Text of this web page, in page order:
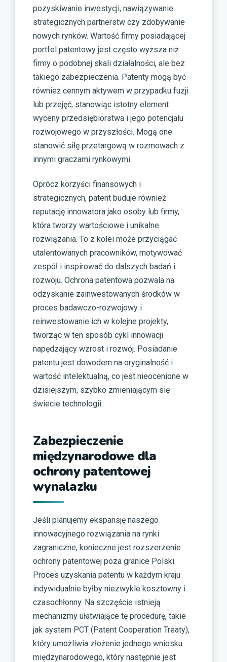
pozyskiwanie inwestycji, nawiązywanie
strategicznych partnerstw czy zdobywanie
nowych rynków. Wartość firmy posiadającej
portfel patentowy jest często wyższa niż
firmy o podobnej skali działalności, ale bez
takiego zabezpieczenia. Patenty mogą być
również cennym aktywem w przypadku fuzji
lub przejęć, stanowiąc istotny element
wyceny przedsiębiorstwa i jego potencjału
rozwojowego w przyszłości. Mogą one
stanowić siłę przetargową w rozmowach z
innymi graczami rynkowymi.
Oprócz korzyści finansowych i
strategicznych, patent buduje również
reputację innowatora jako osoby lub firmy,
która tworzy wartościowe i unikalne
rozwiązania. To z kolei może przyciągać
utalentowanych pracowników, motywować
zespół i inspirować do dalszych badań i
rozwoju. Ochrona patentowa pozwala na
odzyskanie zainwestowanych środków w
proces badawczo-rozwojowy i
reinwestowanie ich w kolejne projekty,
tworząc w ten sposób cykl innowacji
napędzający wzrost i rozwój. Posiadanie
patentu jest dowodem na oryginalność i
wartość intelektualną, co jest nieocenione w
dzisiejszym, szybko zmieniającym się
świecie technologii.
Zabezpieczenie
międzynarodowe dla
ochrony patentowej
wynalazku
Jeśli planujemy ekspansję naszego
innowacyjnego rozwiązania na rynki
zagraniczne, konieczne jest rozszerzenie
ochrony patentowej poza granice Polski.
Proces uzyskania patentu w każdym kraju
indywidualnie byłby niezwykle kosztowny i
czasochłonny. Na szczęście istnieją
mechanizmy ułatwiające tę procedurę, takie
jak system PCT (Patent Cooperation Treaty),
który umożliwia złożenie jednego wniosku
międzynarodowego, który następnie jest